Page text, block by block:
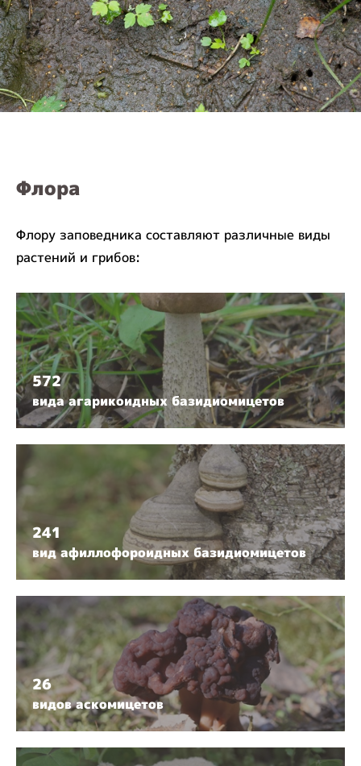
Флора
Флору заповедника составляют различные виды
растений и грибов:
572
вида агарикоидных базидиомицетов
241
вид афиллофороидных базидиомицетов
26
видов аскомицетов